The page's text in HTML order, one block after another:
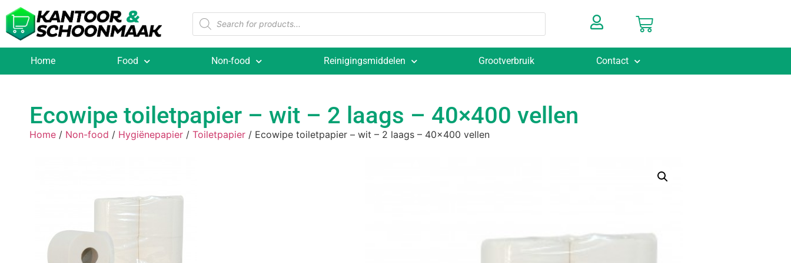
Home Food Non-food Reinigingsmiddelen Grootverbruik Contact
Ecowipe toiletpapier – wit – 2 laags – 40×400 vellen
Home / Non-food / Hygiënepapier / Toiletpapier / Ecowipe toiletpapier – wit – 2 laags – 40×400 vellen